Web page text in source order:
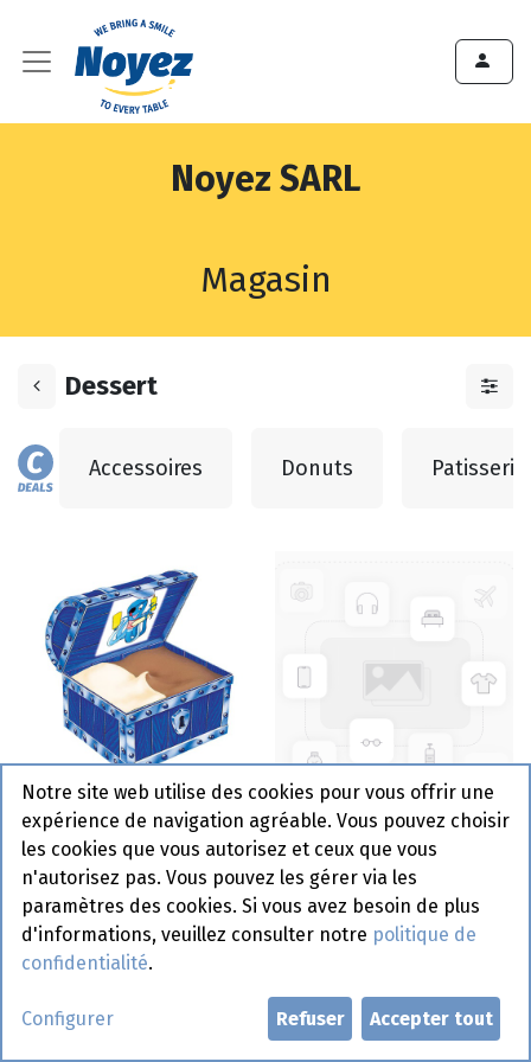
Noyez SARL
Magasin
Dessert
Accessoires Donuts Patisserie
Tresor Vanille/Chocolat
18 x 80 ml
Vacky Vanille 12 x 70 ml
Notre site web utilise des cookies pour vous offrir une
expérience de navigation agréable. Vous pouvez choisir
les cookies que vous autorisez et ceux que vous
n'autorisez pas. Vous pouvez les gérer via les
paramètres des cookies. Si vous avez besoin de plus
d'informations, veuillez consulter notre politique de
confidentialité.
Configurer Refuser Accepter tout